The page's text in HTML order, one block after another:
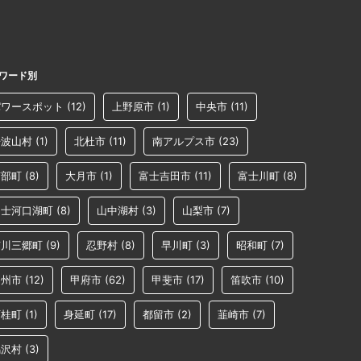
ード別
ースポット (12) 上野原市(1) 中央市(11)
山村(1) 北杜市(11) 南アルプス市(23)
町(8) 大月市(1) 富士吉田市(11) 富士川町(8)
河口湖町(8) 山中湖村(3) 山梨市(7)
三郷町(9) 忍野村(8) 早川町(3) 昭和町(7)
市(12) 甲府市(62) 甲斐市(17) 笛吹市(10)
町(1) 身延町(17) 都留市(2) 韮崎市(7)
村(3)